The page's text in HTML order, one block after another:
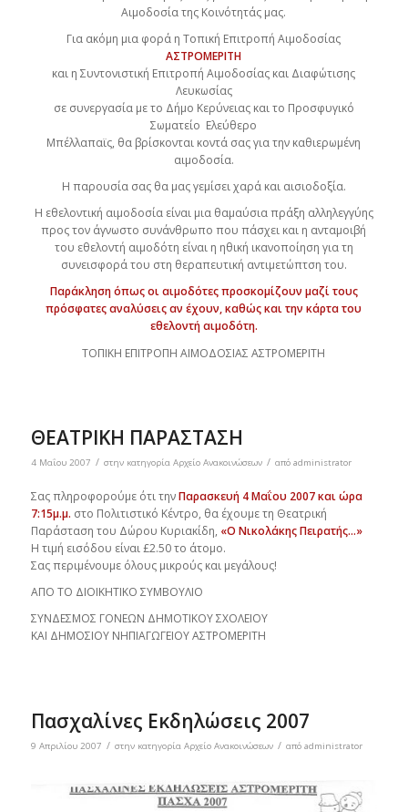
Αιμοδοσία της Κοινότητάς μας.
Για ακόμη μια φορά η Τοπική Επιτροπή Αιμοδοσίας
ΑΣΤΡΟΜΕΡΙΤΗ
και η Συντονιστική Επιτροπή Αιμοδοσίας και Διαφώτισης
Λευκωσίας
σε συνεργασία με το Δήμο Κερύνειας και το Προσφυγικό
Σωματείο Ελεύθερο
Μπέλλαπαϊς, θα βρίσκονται κοντά σας για την καθιερωμένη
αιμοδοσία.
Η παρουσία σας θα μας γεμίσει χαρά και αισιοδοξία.
Η εθελοντική αιμοδοσία είναι μια θαμαύσια πράξη αλληλεγγύης
προς τον άγνωστο συνάνθρωπο που πάσχει και η ανταμοιβή
του εθελοντή αιμοδότη είναι η ηθική ικανοποίηση για τη
συνεισφορά του στη θεραπευτική αντιμετώπτση του.
Παράκληση όπως οι αιμοδότες προσκομίζουν μαζί τους
πρόσφατες αναλύσεις αν έχουν, καθώς και την κάρτα του
εθελοντή αιμοδότη.
ΤΟΠΙΚΗ ΕΠΙΤΡΟΠΗ ΑΙΜΟΔΟΣΙΑΣ ΑΣΤΡΟΜΕΡΙΤΗ
ΘΕΑΤΡΙΚΗ ΠΑΡΑΣΤΑΣΗ
4 Μαΐου 2007 / στην κατηγορία Αρχείο Ανακοινώσεων / από administrator
Σας πληροφορούμε ότι τηνΠαρασκευή 4 Μαΐου 2007 και ώρα
7:15μ.μ. στο Πολιτιστικό Κέντρο, θα έχουμε τη Θεατρική
Παράσταση του Δώρου Κυριακίδη, «Ο Νικολάκης Πειρατής…»
Η τιμή εισόδου είναι £2.50 το άτομο.
Σας περιμένουμε όλους μικρούς και μεγάλους!
ΑΠΟ ΤΟ ΔΙΟΙΚΗΤΙΚΟ ΣΥΜΒΟΥΛΙΟ
ΣΥΝΔΕΣΜΟΣ ΓΟΝΕΩΝ ΔΗΜΟΤΙΚΟΥ ΣΧΟΛΕΙΟΥ
ΚΑΙ ΔΗΜΟΣΙΟΥ ΝΗΠΙΑΓΩΓΕΙΟΥ ΑΣΤΡΟΜΕΡΙΤΗ
Πασχαλίνες Εκδηλώσεις 2007
9 Απριλίου 2007 / στην κατηγορία Αρχείο Ανακοινώσεων / από administrator